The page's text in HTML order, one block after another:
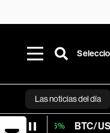
Las noticias del día
BTC/USD